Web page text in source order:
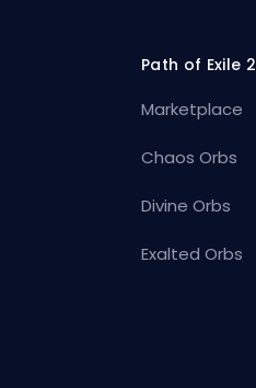
Path of Exile 2
Marketplace
Chaos Orbs
Divine Orbs
Exalted Orbs